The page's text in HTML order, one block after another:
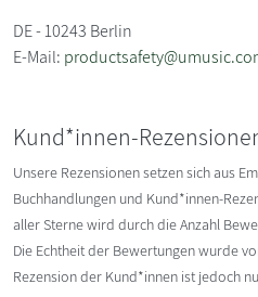
DE - 10243 Berlin
E-Mail:
Kund*innen-
Unsere Rezensionen setzen sich aus
Buchhandlungen und Kund*innen-
aller Sterne wird durch die Anzahl
Die Echtheit der Bewertungen wurde
Rezension der Kund*innen ist jedoch